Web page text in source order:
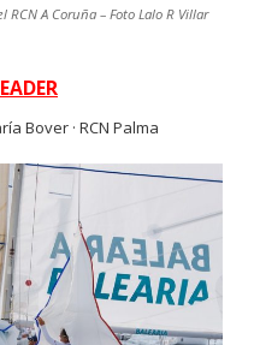
A Coruña – Foto Lalo R Villar
Bover · RCN Palma